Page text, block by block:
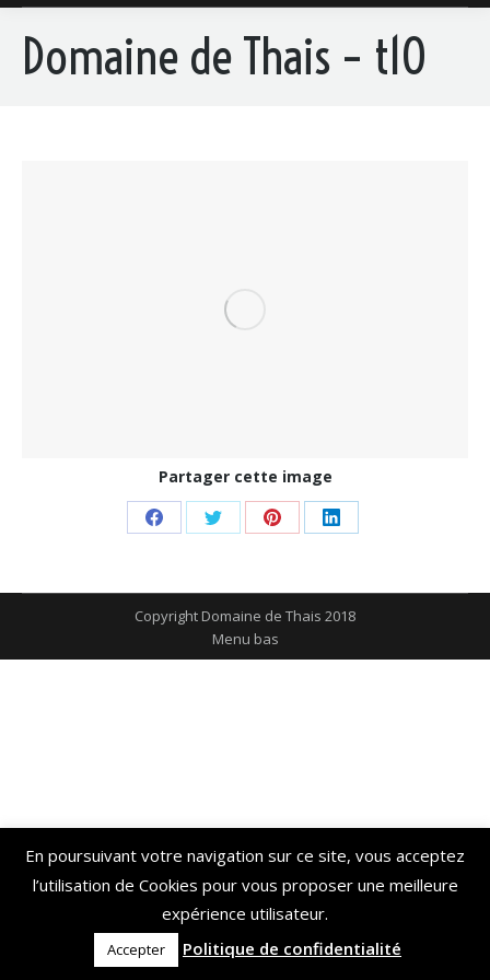
Domaine de Thais – t10
Partager cette image
Share
Facebook
Share
Twitter
Share
Pinterest
Share
LinkedIn
Copyright Domaine de Thais 2018
Menu bas
En poursuivant votre navigation sur ce site, vous acceptez
l’utilisation de Cookies pour vous proposer une meilleure
expérience utilisateur.
Accepter Politique de confidentialité